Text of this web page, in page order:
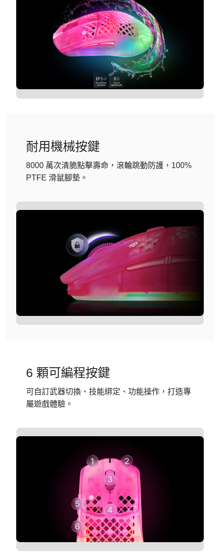
耐用機械按鍵
8000 萬次清脆點擊壽命，滾輪跳動防護，100%
PTFE 滑鼠腳墊。
6 顆可編程按鍵
可自訂武器切換、技能綁定、功能操作，打造專
屬遊戲體驗。